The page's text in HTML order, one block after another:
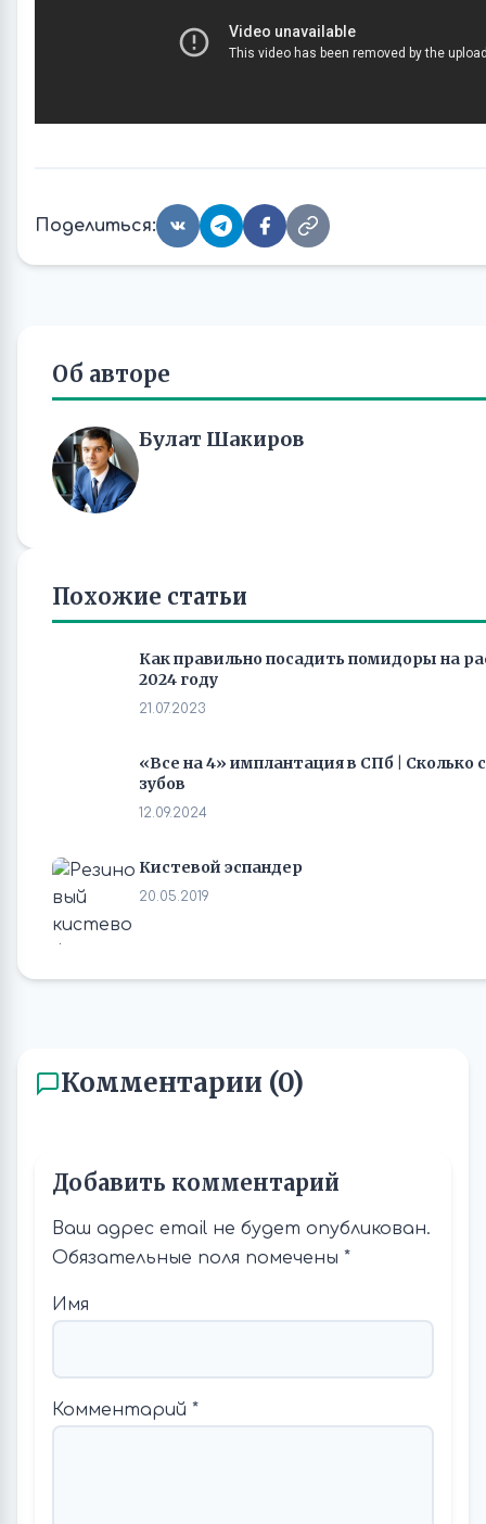
Поделиться:
Об авторе
Булат Шакиров
Похожие статьи
Как правильно посадить помидоры на
2024 году
21.07.2023
«Все на 4» имплантация в СПб | Сколько
зубов
12.09.2024
Кистевой эспандер
20.05.2019
Комментарии (0)
Добавить комментарий
Ваш адрес email не будет опубликован.
Обязательные поля помечены *
Имя
Комментарий *